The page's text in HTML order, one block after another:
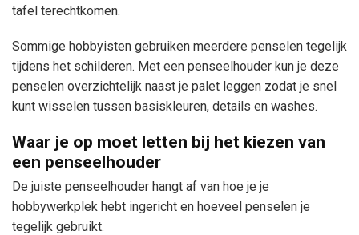
tafel terechtkomen.
Sommige hobbyisten gebruiken meerdere penselen tegelijk
tijdens het schilderen. Met een penseelhouder kun je deze
penselen overzichtelijk naast je palet leggen zodat je snel
kunt wisselen tussen basiskleuren, details en washes.
Waar je op moet letten bij het kiezen van
een penseelhouder
De juiste penseelhouder hangt af van hoe je je
hobbywerkplek hebt ingericht en hoeveel penselen je
tegelijk gebruikt.